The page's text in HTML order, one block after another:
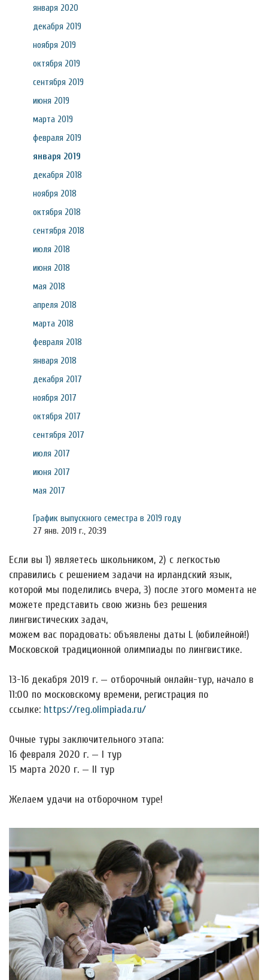
января 2020
декабря 2019
ноября 2019
октября 2019
сентября 2019
июня 2019
марта 2019
февраля 2019
января 2019
декабря 2018
ноября 2018
октября 2018
сентября 2018
июля 2018
июня 2018
мая 2018
апреля 2018
марта 2018
февраля 2018
января 2018
декабря 2017
ноября 2017
октября 2017
сентября 2017
июля 2017
июня 2017
мая 2017
График выпускного семестра в 2019 году
27 янв. 2019 г., 20:39
Если вы 1) являетесь школьником, 2) с легкостью
справились с решением задачи на ирландский язык,
которой мы поделились вчера, 3) после этого момента не
можете представить свою жизнь без решения
лингвистических задач,
можем вас порадовать: объявлены даты L (юбилейной!)
Московской традиционной олимпиады по лингвистике.
13-16 декабря 2019 г. — отборочный онлайн-тур, начало в
11:00 по московскому времени, регистрация по
ссылке: https://reg.olimpiada.ru/
Очные туры заключительного этапа:
16 февраля 2020 г. — I тур
15 марта 2020 г. — II тур
Желаем удачи на отборочном туре!